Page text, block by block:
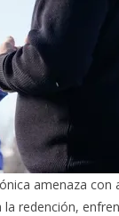
amenaza
redención,